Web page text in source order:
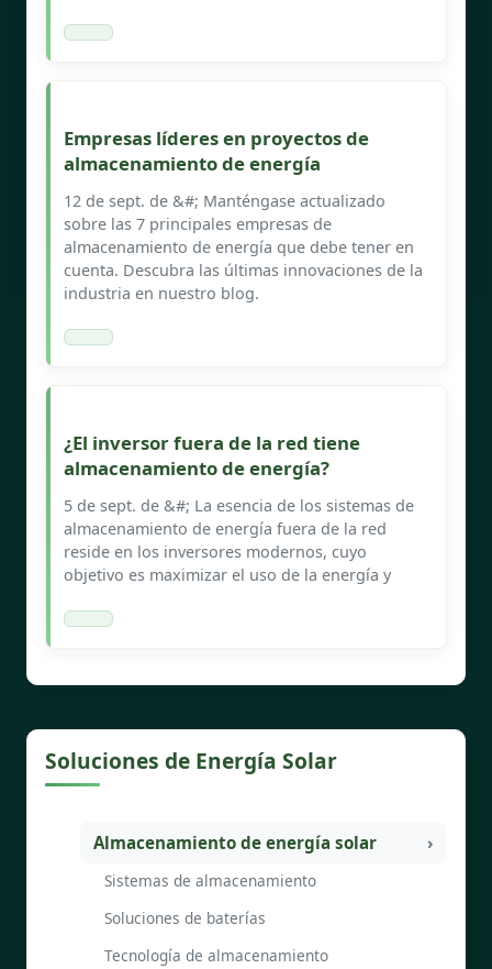
Empresas líderes en proyectos de
almacenamiento de energía
12 de sept. de &#; Manténgase actualizado
sobre las 7 principales empresas de
almacenamiento de energía que debe tener en
cuenta. Descubra las últimas innovaciones de la
industria en nuestro blog.
¿El inversor fuera de la red tiene
almacenamiento de energía?
5 de sept. de &#; La esencia de los sistemas de
almacenamiento de energía fuera de la red
reside en los inversores modernos, cuyo
objetivo es maximizar el uso de la energía y
Soluciones de Energía Solar
Almacenamiento de energía solar
Sistemas de almacenamiento
Soluciones de baterías
Tecnología de almacenamiento